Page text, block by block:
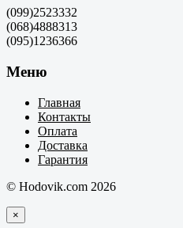
(099)2523332
(068)4888313
(095)1236366
Меню
Главная
Контакты
Оплата
Доставка
Гарантия
© Hodovik.com 2026
×